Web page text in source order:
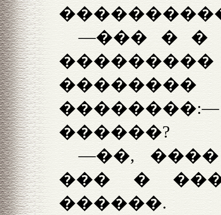
—��� � �
������?
—��,
��� �
������.